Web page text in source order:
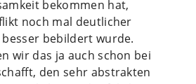
bekommen hat,
noch mal deutlicher
bebildert wurde.
wir das ja auch schon bei
den sehr abstrakten